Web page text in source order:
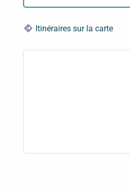
Itinéraires sur la carte